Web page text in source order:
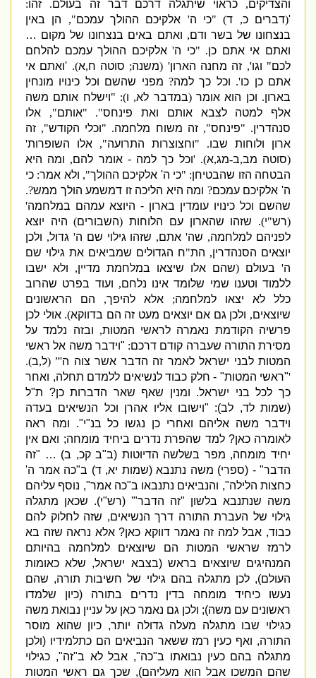
והצדיקים,כראוי שיתגלה דרכם דבר זה בעולם.זהו:
דברים כ ,ד ) " כי ה 'אלקיכם ההולך עמכם",הן באין
בנצחונו של בשר ודם,ואתם באים בנצחונו של מקום…
ואתם אי אתם כן . " כי ה 'אלקיכם ההולך עמכםלהלחם
לכם"וגו ',זה מחנה הארון' (משנה;סוטה ח א).
'ואתם אי
אתם כן כו '.וכל כך למה?מפני שהשם וכל כינויו מונחין
בארון.וכן הוא אומר(במדבר לא,ו): "וישלח אותם משה
אלף למטה לצבא אותם ואת פינחס". " אותם",אלו
סנהדרין. " פינחס",זה משוח מלחמה. "וכלי הקודש",זה
ארון ולוחות שבו. " וחצוצרות התרועה",אלו השופרות'
סוטה מב,ב-מג,א). 'וכל כך למה- אומר להם,ומה היא
הבטחה הזו שהבטיחן: "כי ה 'אלקיכם ההולך",ולא אמר:כי
'אלקיכם עמכם?ומה היא הליכה זו דמשמע הולך ממש?.
שהשם וכל כינויו עומדין בארון- היוצא עמהם במלחמה'
רש"י).שזהו שהארון עם הלוחות(השבורים)היה יוצא
לפניהם למלחמה,שה'אתם,שזהו גילוי שם ה 'גדול,ולכן
יוצאים הסנהדרין,הת"ח הגדולים שמביאים את גילוי שם
'בעולם( שהם אלו שיצאו במלחמת מדיין,ולא ישבו
ללמוד וטענו שמי שלומד אינו נלחם,ועוד בפרט שהרוב
כלל לא יצאו למלחמה;אלא להיפך,הם הראשונים
שיוצאים,ולכן גם אם יוצאים מעט זה הם בדווקא).אולי לכן
פרשיה הקודמת נאמרה לראשי המטות,ובזה נלמד על
מסירת התורה שעברה קודם דרכם:
"וידבר משה אל ראשי
המטות לבני ישראל לאמר זה הדבר אשר צוה ה '” (ל ,ב).
ראשי המטות" -חלק כבוד לנשיאים ללמדם תחלה,ואחר
כך לכל בני ישראל.ומנין שאף שאר הדברות כן ?ת "ל
שמות לד,לב): " וישובו אליו אהרן וכל הנשיאים בעדה
וידבר משה אליהם ואחרי כן נגשו כל בנ"י".ומה ראה
לאומרה כאן?למד שהפרת נדרים ביחיד מומחה;ואם אין
יחיד מומחה,מפר בשלשה הדיוטות(ב "ב קכ,ב ) … " זה
הדבר" - (ספרי)משה נתנבא(שמות יא ,ד )ב כה אמר ה
כחצות הלילה",והנביאים נתנבאו ב "כה אמר",נוסף עליהם
משה שנתנבא בלשון" זה הדבר"' (רש"י).שכאן מתגלה
גילוי של העברת התורה דרך הנשיאים,שזה לחלוק להם
כבוד,אבל למה זה נאמר דווקא כאן?אלא נראה שזה בא
לרמז שראשי המטות הם שיוצאים למלחמה בהיותם
המנהיגים שיוצאים בראש(בצבא ישראל,שלא כאומות
העולם),לכן מתגלה בהם גילוי של חשיבות תורה,שהם
נעשו כיחיד מומחה בדין נדרים בתורה(
כיון שלמדו
ראשונים עם משה);ולכן גם נאמר כאן על עניין נבואת משה
כגילוי שבו מתגלה מעלה גדולה יותר,כיון שהוא מוסר
התורה,ואף כעין רמז ששאר הנביאים הם כתלמידיו(ולכן
מתגלה בהם כעין נבואתו ב כה",אבל לא ב "זה",כגילוי
שהם המשכו אבל הוא מעליהם),שכך גם ראשי המטות